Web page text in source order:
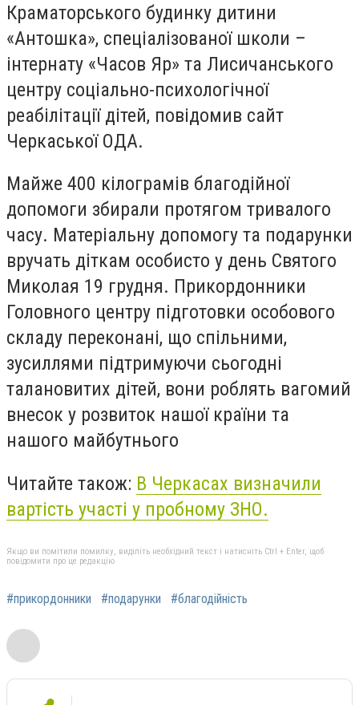
Краматорського будинку дитини
«Антошка», спеціалізованої школи –
інтернату «Часов Яр» та Лисичанського
центру соціально-психологічної
реабілітації дітей, повідомив сайт
Черкаської ОДА.
Майже 400 кілограмів благодійної
допомоги збирали протягом тривалого
часу. Матеріальну допомогу та подарунки
вручать діткам особисто у день Святого
Миколая 19 грудня. Прикордонники
Головного центру підготовки особового
складу переконані, що спільними,
зусиллями підтримуючи сьогодні
талановитих дітей, вони роблять вагомий
внесок у розвиток нашої країни та
нашого майбутнього
Читайте також: В Черкасах визначили
вартість участі у пробному ЗНО.
Якщо ви помітили помилку, виділіть необхідний текст і натисніть Ctrl + Enter, щоб
повідомити про це редакцію
#прикордонники #подарунки #благодійність